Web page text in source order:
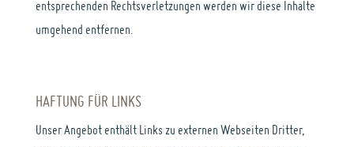
entsprechenden Rechtsverletzungen werden wir diese Inhalte
umgehend entfernen.
HAFTUNG FÜR LINKS
Unser Angebot enthält Links zu externen Webseiten Dritter,